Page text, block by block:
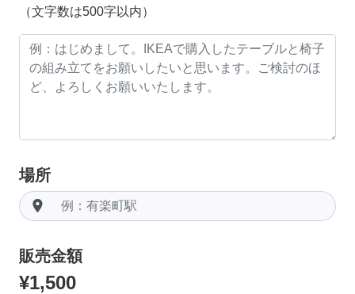
（文字数は500字以内）
場所
room
販売金額
¥1,500